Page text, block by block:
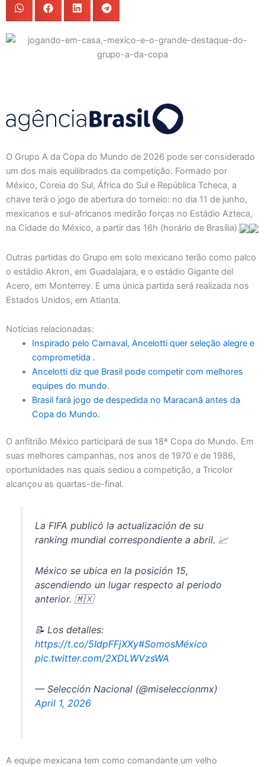
O Grupo A da Copa do Mundo de 2026 pode ser considerado
um dos mais equilibrados da competição. Formado por
México, Coreia do Sul, África do Sul e República Tcheca, a
chave terá o jogo de abertura do torneio: no dia 11 de junho,
mexicanos e sul-africanos medirão forças no Estádio Azteca,
na Cidade do México, a partir das 16h (horário de Brasília).
Outras partidas do Grupo em solo mexicano terão como palco
o estádio Akron, em Guadalajara, e o estádio Gigante del
Acero, em Monterrey. E uma única partida será realizada nos
Estados Unidos, em Atlanta.
Notícias relacionadas:
Inspirado pelo Carnaval, Ancelotti quer seleção alegre e
comprometida .
Ancelotti diz que Brasil pode competir com melhores
equipes do mundo.
Brasil fará jogo de despedida no Maracanã antes da
Copa do Mundo.
O anfitrião México participará de sua 18ª Copa do Mundo. Em
suas melhores campanhas, nos anos de 1970 e de 1986,
oportunidades nas quais sediou a competição, a Tricolor
alcançou as quartas-de-final.
La FIFA publicó la actualización de su
ranking mundial correspondiente a abril. 📈
México se ubica en la posición 15,
ascendiendo un lugar respecto al periodo
anterior. 🇲🇽
📝 Los detalles:
https://t.co/5IdpFFjXXy#SomosMéxico
pic.twitter.com/2XDLWVzsWA
— Selección Nacional (@miseleccionmx)
April 1, 2026
A equipe mexicana tem como comandante um velho